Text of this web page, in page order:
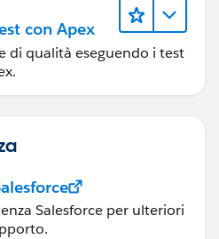
con Apex
di qualità eseguendo i test
Salesforce per ulteriori